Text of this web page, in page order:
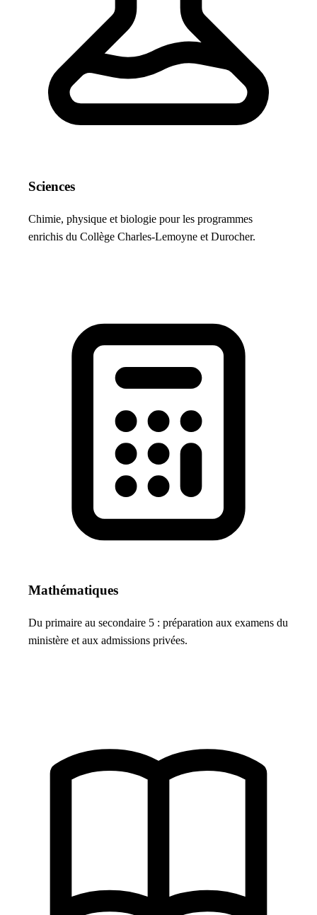
Sciences
Chimie, physique et biologie pour les programmes
enrichis du Collège Charles-Lemoyne et Durocher.
Mathématiques
Du primaire au secondaire 5 : préparation aux examens du
ministère et aux admissions privées.